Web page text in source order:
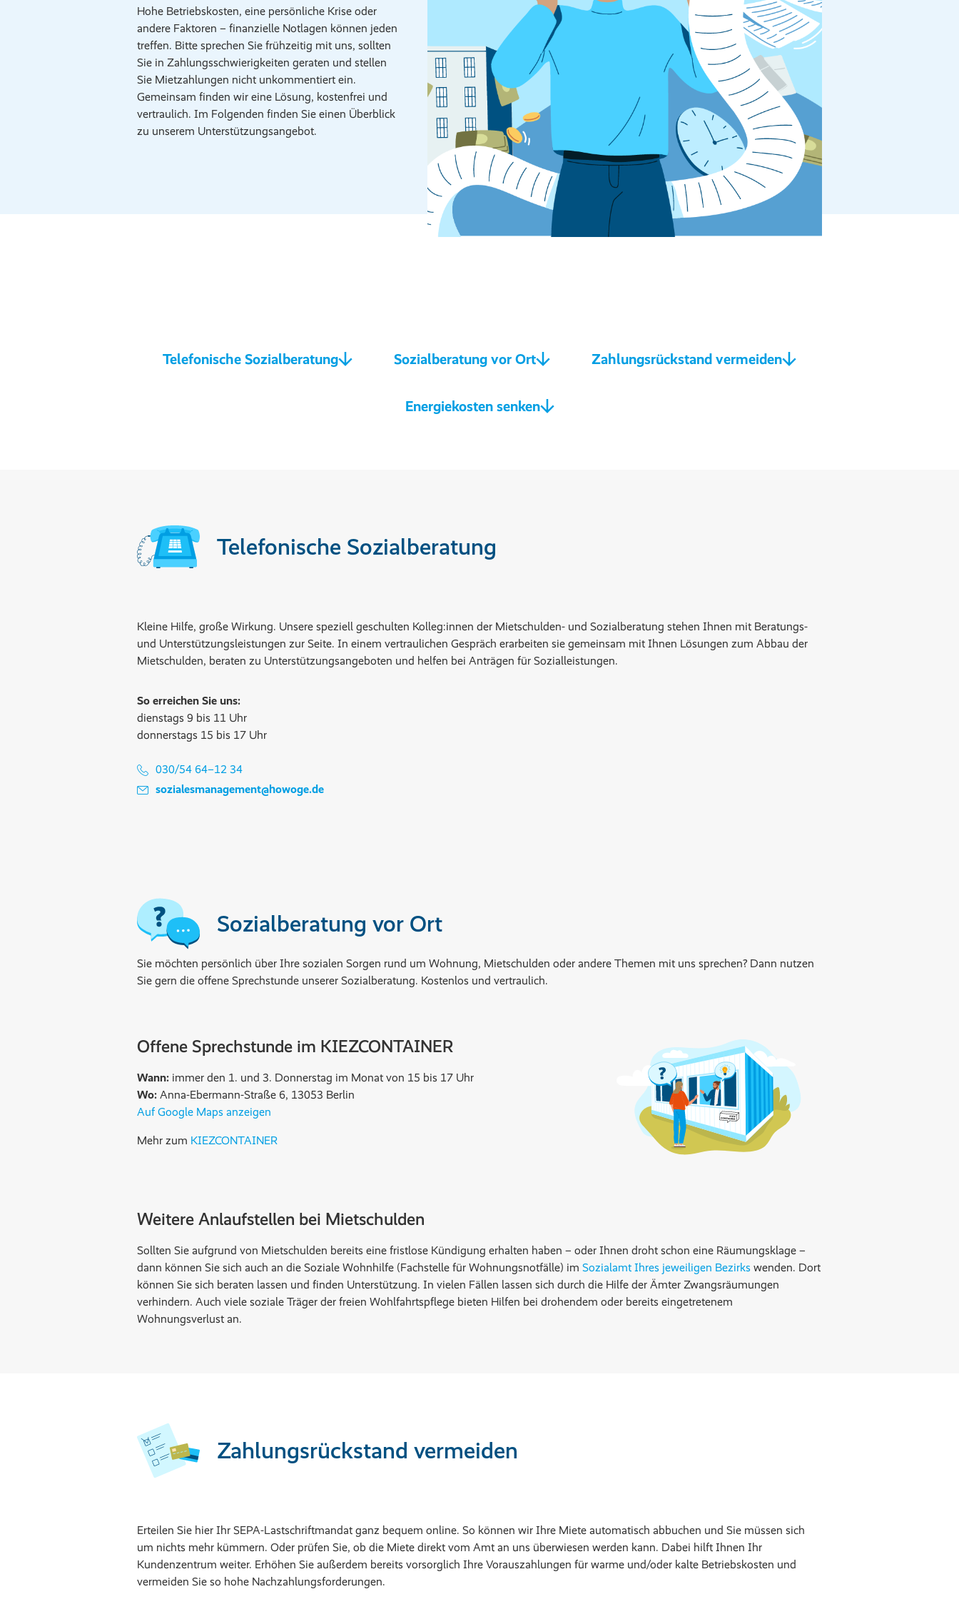
Hohe Betriebskosten, eine persönliche Krise oder
andere Faktoren – finanzielle Notlagen können jeden
treffen. Bitte sprechen Sie frühzeitig mit uns, sollten
Sie in Zahlungsschwierigkeiten geraten und stellen
Sie Mietzahlungen nicht unkommentiert ein.
Gemeinsam finden wir eine Lösung, kostenfrei und
vertraulich. Im Folgenden finden Sie einen Überblick
zu unserem Unterstützungsangebot.
Telefonische Sozialberatung Sozialberatung vor Ort Zahlungsrückstand vermeiden
Energiekosten senken
Telefonische Sozialberatung
Kleine Hilfe, große Wirkung. Unsere speziell geschulten Kolleg:innen der Mietschulden- und Sozialberatung stehen Ihnen mit Beratungs-
und Unterstützungsleistungen zur Seite. In einem vertraulichen Gespräch erarbeiten sie gemeinsam mit Ihnen Lösungen zum Abbau der
Mietschulden, beraten zu Unterstützungsangeboten und helfen bei Anträgen für Sozialleistungen.
So erreichen Sie uns:
dienstags 9 bis 11 Uhr
donnerstags 15 bis 17 Uhr
030/54 64–12 34
sozialesmanagement@howoge.de
Sozialberatung vor Ort
Sie möchten persönlich über Ihre sozialen Sorgen rund um Wohnung, Mietschulden oder andere Themen mit uns sprechen? Dann nutzen
Sie gern die offene Sprechstunde unserer Sozialberatung. Kostenlos und vertraulich.
Offene Sprechstunde im KIEZCONTAINER
Wann: immer den 1. und 3. Donnerstag im Monat von 15 bis 17 Uhr
Wo: Anna-Ebermann-Straße 6, 13053 Berlin
Auf Google Maps anzeigen
Mehr zum KIEZCONTAINER
Weitere Anlaufstellen bei Mietschulden
Sollten Sie aufgrund von Mietschulden bereits eine fristlose Kündigung erhalten haben – oder Ihnen droht schon eine Räumungsklage –
dann können Sie sich auch an die Soziale Wohnhilfe (Fachstelle für Wohnungsnotfälle) im Sozialamt Ihres jeweiligen Bezirks wenden. Dort
können Sie sich beraten lassen und finden Unterstützung. In vielen Fällen lassen sich durch die Hilfe der Ämter Zwangsräumungen
verhindern. Auch viele soziale Träger der freien Wohlfahrtspflege bieten Hilfen bei drohendem oder bereits eingetretenem
Wohnungsverlust an.
Zahlungsrückstand vermeiden
Erteilen Sie hier Ihr SEPA-Lastschriftmandat ganz bequem online. So können wir Ihre Miete automatisch abbuchen und Sie müssen sich
um nichts mehr kümmern. Oder prüfen Sie, ob die Miete direkt vom Amt an uns überwiesen werden kann. Dabei hilft Ihnen Ihr
Kundenzentrum weiter. Erhöhen Sie außerdem bereits vorsorglich Ihre Vorauszahlungen für warme und/oder kalte Betriebskosten und
vermeiden Sie so hohe Nachzahlungsforderungen.